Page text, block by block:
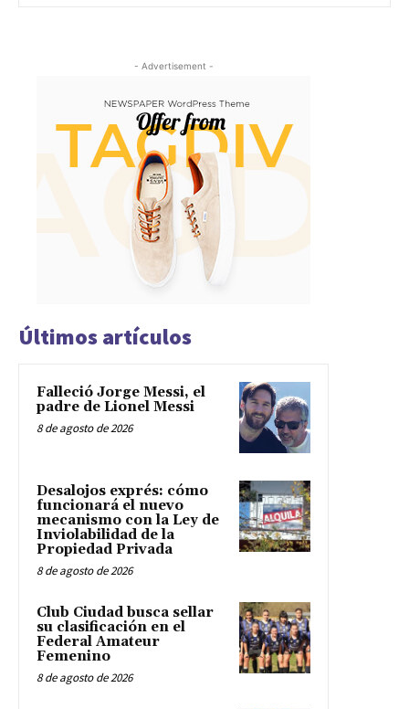
- Advertisement -
Últimos artículos
Falleció Jorge Messi, el
padre de Lionel Messi
8 de agosto de 2026
Desalojos exprés: cómo
funcionará el nuevo
mecanismo con la Ley de
Inviolabilidad de la
Propiedad Privada
8 de agosto de 2026
Club Ciudad busca sellar
su clasificación en el
Federal Amateur
Femenino
8 de agosto de 2026